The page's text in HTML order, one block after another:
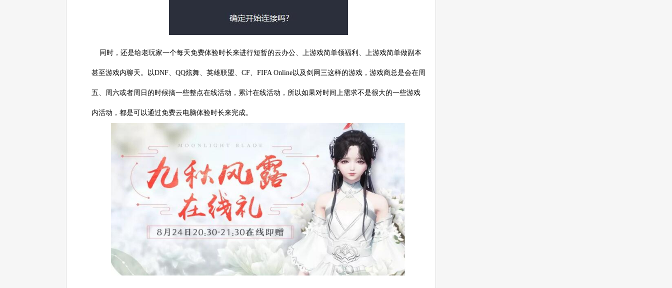
同时，还是给老玩家一个每天免费体验时长来进行短暂的云办公、上游戏简单领福利、上游戏简单做副本
甚至游戏内聊天。以DNF、QQ炫舞、英雄联盟、CF、FIFA Online以及剑网三这样的游戏，游戏商总是会在周
五、周六或者周日的时候搞一些整点在线活动，累计在线活动，所以如果对时间上需求不是很大的一些游戏
内活动，都是可以通过免费云电脑体验时长来完成。